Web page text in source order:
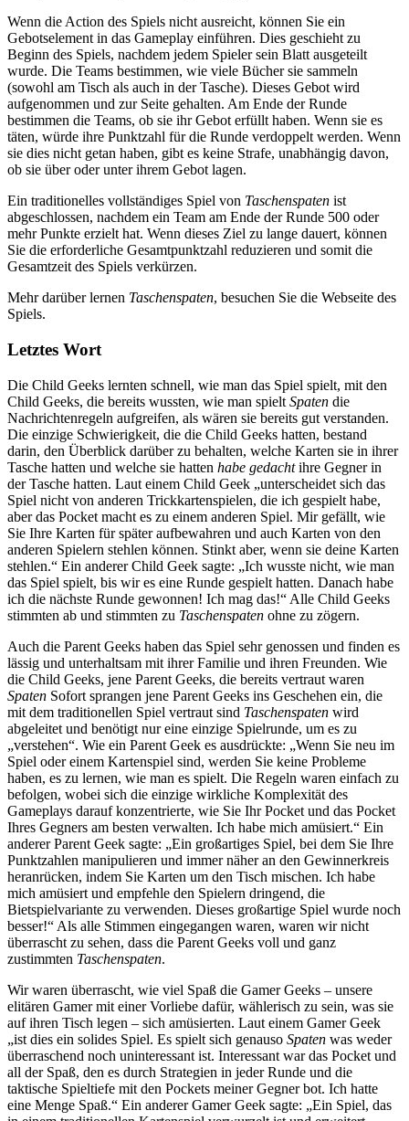
Wenn die Action des Spiels nicht ausreicht, können Sie ein
Gebotselement in das Gameplay einführen. Dies geschieht zu
Beginn des Spiels, nachdem jedem Spieler sein Blatt ausgeteilt
wurde. Die Teams bestimmen, wie viele Bücher sie sammeln
(sowohl am Tisch als auch in der Tasche). Dieses Gebot wird
aufgenommen und zur Seite gehalten. Am Ende der Runde
bestimmen die Teams, ob sie ihr Gebot erfüllt haben. Wenn sie es
täten, würde ihre Punktzahl für die Runde verdoppelt werden. Wenn
sie dies nicht getan haben, gibt es keine Strafe, unabhängig davon,
ob sie über oder unter ihrem Gebot lagen.
Ein traditionelles vollständiges Spiel von Taschenspaten ist
abgeschlossen, nachdem ein Team am Ende der Runde 500 oder
mehr Punkte erzielt hat. Wenn dieses Ziel zu lange dauert, können
Sie die erforderliche Gesamtpunktzahl reduzieren und somit die
Gesamtzeit des Spiels verkürzen.
Mehr darüber lernen Taschenspaten, besuchen Sie die Webseite des
Spiels.
Letztes Wort
Die Child Geeks lernten schnell, wie man das Spiel spielt, mit den
Child Geeks, die bereits wussten, wie man spielt Spaten die
Nachrichtenregeln aufgreifen, als wären sie bereits gut verstanden.
Die einzige Schwierigkeit, die die Child Geeks hatten, bestand
darin, den Überblick darüber zu behalten, welche Karten sie in ihrer
Tasche hatten und welche sie hatten habe gedachtihre Gegner in
der Tasche hatten. Laut einem Child Geek „unterscheidet sich das
Spiel nicht von anderen Trickkartenspielen, die ich gespielt habe,
aber das Pocket macht es zu einem anderen Spiel. Mir gefällt, wie
Sie Ihre Karten für später aufbewahren und auch Karten von den
anderen Spielern stehlen können. Stinkt aber, wenn sie deine Karten
stehlen.“ Ein anderer Child Geek sagte: „Ich wusste nicht, wie man
das Spiel spielt, bis wir es eine Runde gespielt hatten. Danach habe
ich die nächste Runde gewonnen! Ich mag das!“ Alle Child Geeks
stimmten ab und stimmten zu Taschenspaten ohne zu zögern.
Auch die Parent Geeks haben das Spiel sehr genossen und finden es
lässig und unterhaltsam mit ihrer Familie und ihren Freunden. Wie
die Child Geeks, jene Parent Geeks, die bereits vertraut waren
Spaten Sofort sprangen jene Parent Geeks ins Geschehen ein, die
mit dem traditionellen Spiel vertraut sind Taschenspaten wird
abgeleitet und benötigt nur eine einzige Spielrunde, um es zu
„verstehen“. Wie ein Parent Geek es ausdrückte: „Wenn Sie neu im
Spiel oder einem Kartenspiel sind, werden Sie keine Probleme
haben, es zu lernen, wie man es spielt. Die Regeln waren einfach zu
befolgen, wobei sich die einzige wirkliche Komplexität des
Gameplays darauf konzentrierte, wie Sie Ihr Pocket und das Pocket
Ihres Gegners am besten verwalten. Ich habe mich amüsiert.“ Ein
anderer Parent Geek sagte: „Ein großartiges Spiel, bei dem Sie Ihre
Punktzahlen manipulieren und immer näher an den Gewinnerkreis
heranrücken, indem Sie Karten um den Tisch mischen. Ich habe
mich amüsiert und empfehle den Spielern dringend, die
Bietspielvariante zu verwenden. Dieses großartige Spiel wurde noch
besser!“ Als alle Stimmen eingegangen waren, waren wir nicht
überrascht zu sehen, dass die Parent Geeks voll und ganz
zustimmten Taschenspaten.
Wir waren überrascht, wie viel Spaß die Gamer Geeks – unsere
elitären Gamer mit einer Vorliebe dafür, wählerisch zu sein, was sie
auf ihren Tisch legen – sich amüsierten. Laut einem Gamer Geek
„ist dies ein solides Spiel. Es spielt sich genauso Spaten was weder
überraschend noch uninteressant ist. Interessant war das Pocket und
all der Spaß, den es durch Strategien in jeder Runde und die
taktische Spieltiefe mit den Pockets meiner Gegner bot. Ich hatte
eine Menge Spaß.“ Ein anderer Gamer Geek sagte: „Ein Spiel, das